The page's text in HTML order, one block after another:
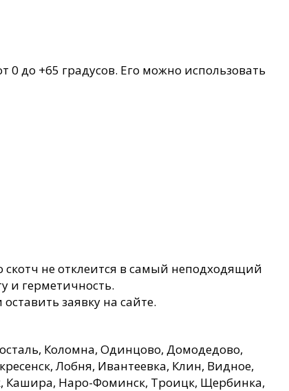
0 до +65 градусов. Его можно использовать
не отклеится в самый неподходящий
и герметичность.
заявку на сайте.
Коломна, Одинцово, Домодедово,
Лобня, Ивантеевка, Клин, Видное,
Кашира, Наро-Фоминск, Троицк, Щербинка,